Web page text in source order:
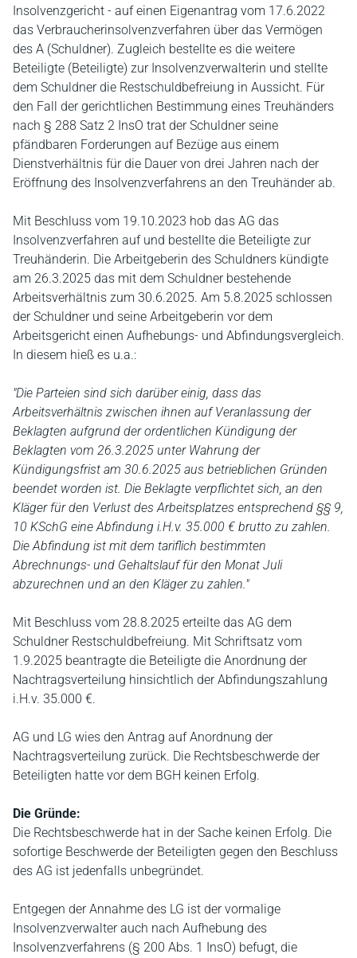
Insolvenzgericht - auf einen Eigenantrag vom 17.6.2022
das Verbraucherinsolvenzverfahren über das Vermögen
des A (Schuldner). Zugleich bestellte es die weitere
Beteiligte (Beteiligte) zur Insolvenzverwalterin und stellte
dem Schuldner die Restschuldbefreiung in Aussicht. Für
den Fall der gerichtlichen Bestimmung eines Treuhänders
nach § 288 Satz 2 InsO trat der Schuldner seine
pfändbaren Forderungen auf Bezüge aus einem
Dienstverhältnis für die Dauer von drei Jahren nach der
Eröffnung des Insolvenzverfahrens an den Treuhänder ab.
Mit Beschluss vom 19.10.2023 hob das AG das
Insolvenzverfahren auf und bestellte die Beteiligte zur
Treuhänderin. Die Arbeitgeberin des Schuldners kündigte
am 26.3.2025 das mit dem Schuldner bestehende
Arbeitsverhältnis zum 30.6.2025. Am 5.8.2025 schlossen
der Schuldner und seine Arbeitgeberin vor dem
Arbeitsgericht einen Aufhebungs- und Abfindungsvergleich.
In diesem hieß es u.a.:
"Die Parteien sind sich darüber einig, dass das
Arbeitsverhältnis zwischen ihnen auf Veranlassung der
Beklagten aufgrund der ordentlichen Kündigung der
Beklagten vom 26.3.2025 unter Wahrung der
Kündigungsfrist am 30.6.2025 aus betrieblichen Gründen
beendet worden ist. Die Beklagte verpflichtet sich, an den
Kläger für den Verlust des Arbeitsplatzes entsprechend §§ 9,
10 KSchG eine Abfindung i.H.v. 35.000 € brutto zu zahlen.
Die Abfindung ist mit dem tariflich bestimmten
Abrechnungs- und Gehaltslauf für den Monat Juli
abzurechnen und an den Kläger zu zahlen."
Mit Beschluss vom 28.8.2025 erteilte das AG dem
Schuldner Restschuldbefreiung. Mit Schriftsatz vom
1.9.2025 beantragte die Beteiligte die Anordnung der
Nachtragsverteilung hinsichtlich der Abfindungszahlung
i.H.v. 35.000 €.
AG und LG wies den Antrag auf Anordnung der
Nachtragsverteilung zurück. Die Rechtsbeschwerde der
Beteiligten hatte vor dem BGH keinen Erfolg.
Die Gründe:
Die Rechtsbeschwerde hat in der Sache keinen Erfolg. Die
sofortige Beschwerde der Beteiligten gegen den Beschluss
des AG ist jedenfalls unbegründet.
Entgegen der Annahme des LG ist der vormalige
Insolvenzverwalter auch nach Aufhebung des
Insolvenzverfahrens (§ 200 Abs. 1 InsO) befugt, die